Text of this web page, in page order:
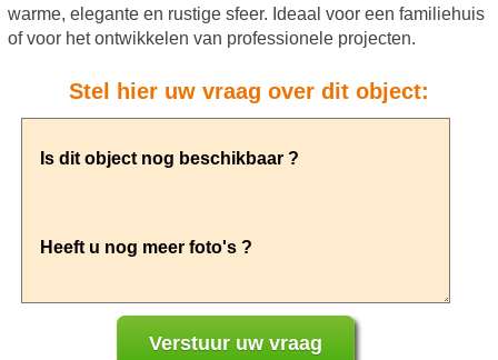
warme, elegante en rustige sfeer. Ideaal voor een familiehuis
of voor het ontwikkelen van professionele projecten.
Stel hier uw vraag over dit object: